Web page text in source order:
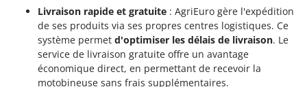
Livraison rapide et gratuite : AgriEuro gère l'expédition
de ses produits via ses propres centres logistiques. Ce
système permet d'optimiser les délais de livraison. Le
service de livraison gratuite offre un avantage
économique direct, en permettant de recevoir la
motobineuse sans frais supplémentaires.